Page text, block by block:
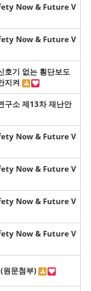
Now & Future V
Now & Future V
호기 없는 횡단보도
지켜
구소 제13차 재난안
Now & Future V
Now & Future V
Now & Future V
Now & Future V
원문첨부)